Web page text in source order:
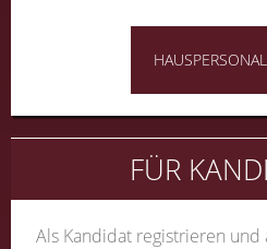
FÜR
Als Kandidat registrieren